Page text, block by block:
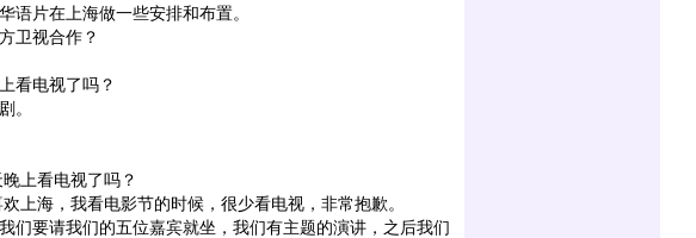
语片在上海做一些安排和布置。
卫视合作？
看电视了吗？
。
上看电视了吗？
上海，我看电影节的时候，很少看电视，非常抱歉。
们要请我们的五位嘉宾就坐，我们有主题的演讲，之后我们